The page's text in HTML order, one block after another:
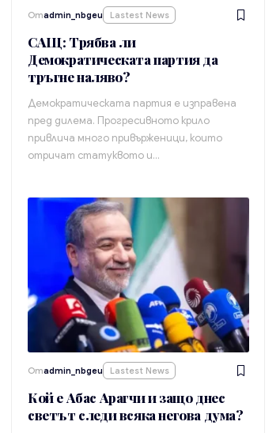
Отadmin_nbgeu Lastest News
САЩ: Трябва ли
Демократическата партия да
тръгне наляво?
Демократическата партия е изправена
пред дилема. Прогресивното крило
привлича много привърженици, които
отричат статуквото и…
Отadmin_nbgeu Lastest News
Кой е Абас Арагчи и защо днес
светът следи всяка негова дума?